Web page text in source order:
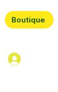
Boutique